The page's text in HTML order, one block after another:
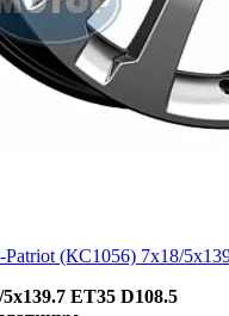
(КС1056) 7x18/
5x139.7 ET35 D108.5